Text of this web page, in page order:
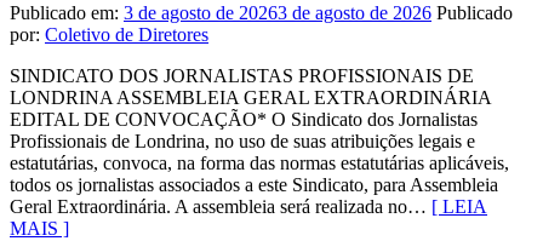
Publicado em: 3 de agosto de 20263 de agosto de 2026 Publicado
por: Coletivo de Diretores
SINDICATO DOS JORNALISTAS PROFISSIONAIS DE
LONDRINA ASSEMBLEIA GERAL EXTRAORDINÁRIA
EDITAL DE CONVOCAÇÃO* O Sindicato dos Jornalistas
Profissionais de Londrina, no uso de suas atribuições legais e
estatutárias, convoca, na forma das normas estatutárias aplicáveis,
todos os jornalistas associados a este Sindicato, para Assembleia
Geral Extraordinária. A assembleia será realizada no… [ LEIA
MAIS ]